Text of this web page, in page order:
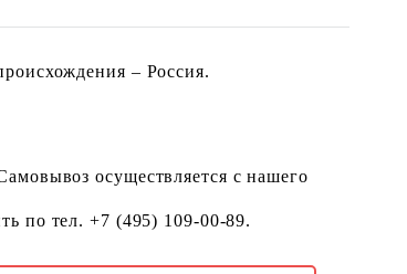
– Россия.
осуществляется с нашего
по тел. +7 (495) 109-00-89.